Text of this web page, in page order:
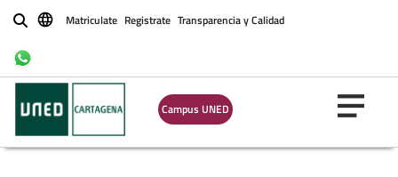
BuscarMatriculate Registrate Transparencia y Calidad
Campus UNED